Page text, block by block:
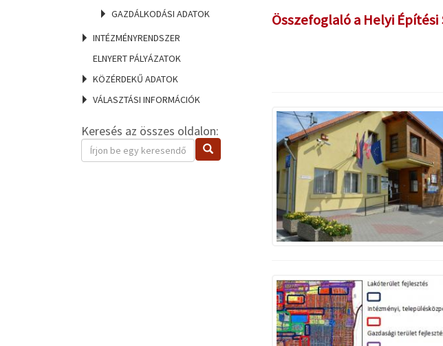
GAZDÁLKODÁSI ADATOK
INTÉZMÉNYRENDSZER
ELNYERT PÁLYÁZATOK
KÖZÉRDEKŰ ADATOK
VÁLASZTÁSI INFORMÁCIÓK
Keresés az összes oldalon:
Keresendő
kifejezés
Keresés
Összefoglaló a Helyi